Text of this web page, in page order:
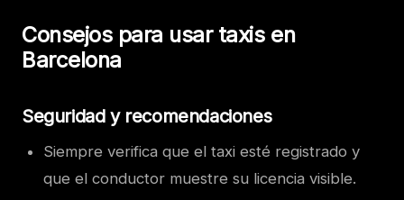
Consejos para usar taxis en
Barcelona
Seguridad y recomendaciones
Siempre verifica que el taxi esté registrado y
que el conductor muestre su licencia visible.